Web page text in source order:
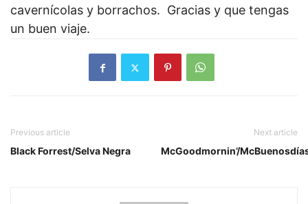
cavernícolas y borrachos. Gracias y que tengas
un buen viaje.
Previous article
Black Forrest/Selva Negra
Next article
McGoodmornin’/